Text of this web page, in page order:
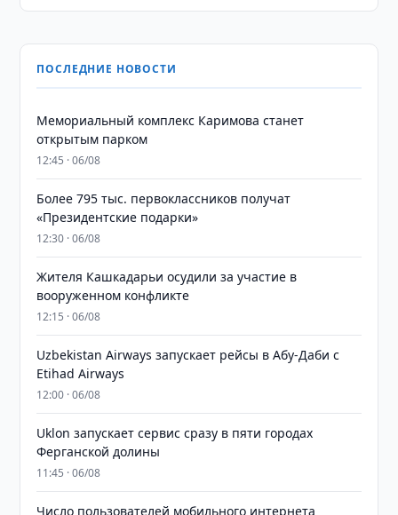
ПОСЛЕДНИЕ НОВОСТИ
Мемориальный комплекс Каримова станет
открытым парком
12:45 · 06/08
Более 795 тыс. первоклассников получат
«Президентские подарки»
12:30 · 06/08
Жителя Кашкадарьи осудили за участие в
вооруженном конфликте
12:15 · 06/08
Uzbekistan Airways запускает рейсы в Абу-Даби с
Etihad Airways
12:00 · 06/08
Uklon запускает сервис сразу в пяти городах
Ферганской долины
11:45 · 06/08
Число пользователей мобильного интернета